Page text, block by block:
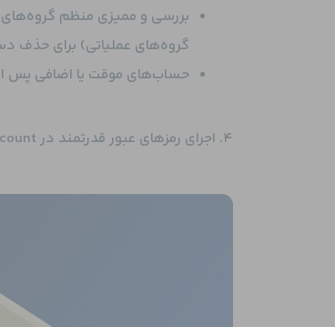
گروه‌های عملیاتی) برای
حساب‌های موقت یا اضافی پس از
۴. اجرای رمزهای عبور قدرتمند در Service Accountها